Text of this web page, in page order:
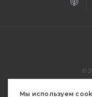
Мы используем
©